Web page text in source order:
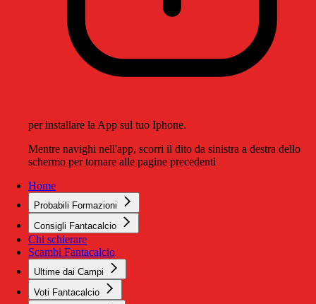
per installare la App sul tuo Iphone.
Mentre navighi nell'app, scorri il dito da sinistra a destra dello
schermo per tornare alle pagine precedenti
Home
Probabili Formazioni
Consigli Fantacalcio
Chi schierare
Scambi Fantacalcio
Ultime dai Campi
Voti Fantacalcio